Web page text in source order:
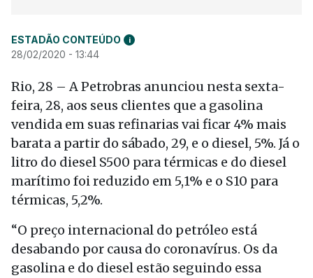
ESTADÃO CONTEÚDO i
28/02/2020 - 13:44
Rio, 28 – A Petrobras anunciou nesta sexta-
feira, 28, aos seus clientes que a gasolina
vendida em suas refinarias vai ficar 4% mais
barata a partir do sábado, 29, e o diesel, 5%. Já o
litro do diesel S500 para térmicas e do diesel
marítimo foi reduzido em 5,1% e o S10 para
térmicas, 5,2%.
“O preço internacional do petróleo está
desabando por causa do coronavírus. Os da
gasolina e do diesel estão seguindo essa